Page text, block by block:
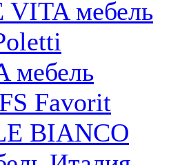
VITA мебель
мебель
Favorit
BIANCO